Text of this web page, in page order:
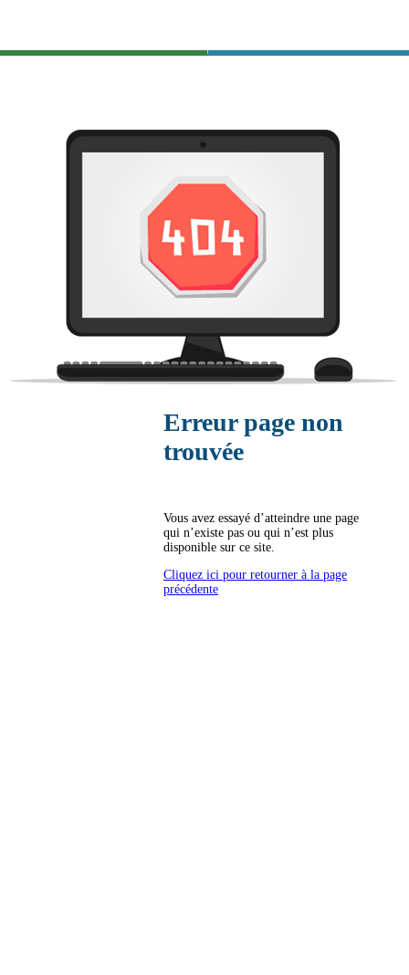
Erreur page non
trouvée
Vous avez essayé d’atteindre une page
qui n’existe pas ou qui n’est plus
disponible sur ce site.
Cliquez ici pour retourner à la page
précédente